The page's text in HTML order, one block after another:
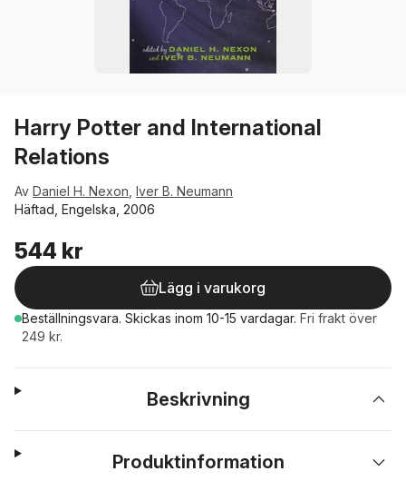
Harry Potter and International
Relations
Av Daniel H. Nexon Iver B. Neumann
Häftad, Engelska, 2006
544 kr
Lägg i varukorg
Beställningsvara. Skickas inom 10-15 vardagar. Fri frakt över
249 kr.
Beskrivning
Produktinformation